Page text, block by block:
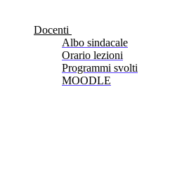
Docenti
Albo sindacale
Orario lezioni
Programmi svolti
MOODLE